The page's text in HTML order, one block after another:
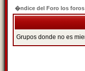
�ndice del Foro los
Grupos donde no es